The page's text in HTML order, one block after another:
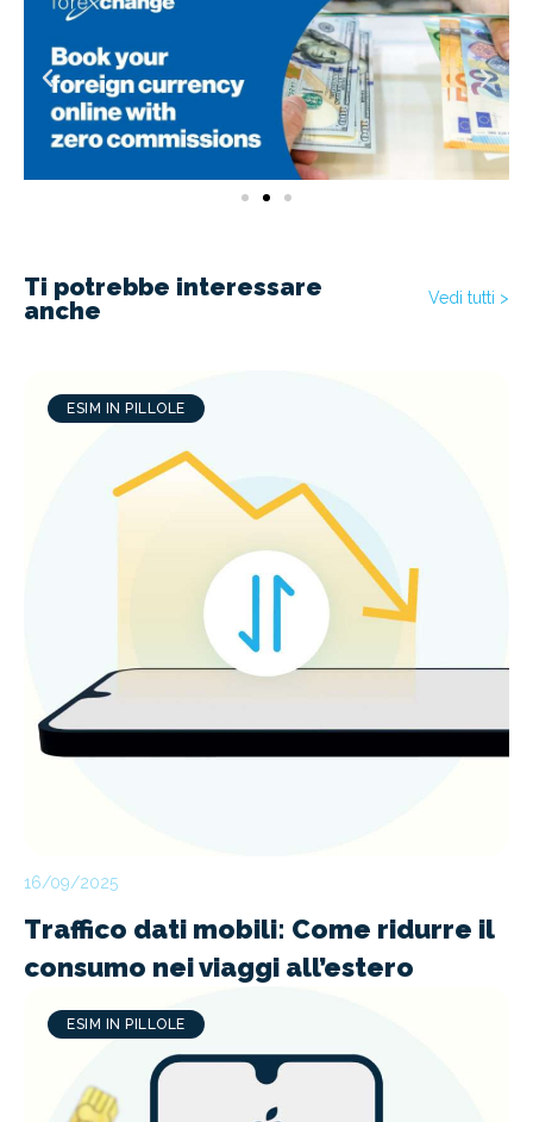
Ti potrebbe interessare
anche
Vedi tutti >
ESIM IN PILLOLE
16/09/2025
Traffico dati mobili: Come ridurre il
consumo nei viaggi all’estero
ESIM IN PILLOLE